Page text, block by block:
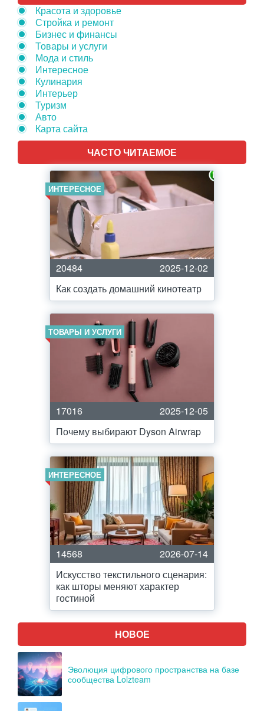
Красота и здоровье
Стройка и ремонт
Бизнес и финансы
Товары и услуги
Мода и стиль
Интересное
Кулинария
Интерьер
Туризм
Авто
Карта сайта
ЧАСТО ЧИТАЕМОЕ
ИНТЕРЕСНОЕ
20484
2025-12-02
Как создать домашний кинотеатр
ТОВАРЫ И УСЛУГИ
17016
2025-12-05
Почему выбирают Dyson Airwrap
ИНТЕРЕСНОЕ
14568
2026-07-14
Искусство текстильного сценария:
как шторы меняют характер
гостиной
НОВОЕ
Эволюция цифрового пространства на базе
сообщества Lolzteam